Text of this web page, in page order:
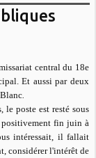
central du 18e
Et aussipar deux
le poste est resté sous
positivement fin juin à
intéressait, il fallait
considérer l'intérêt de